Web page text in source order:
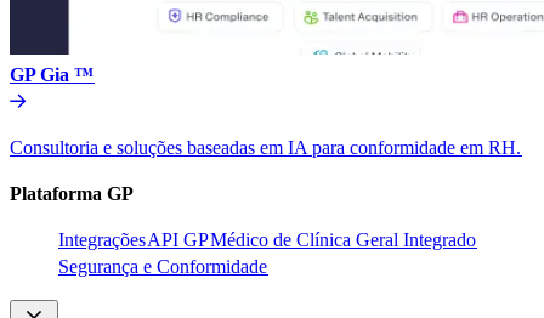
GP Gia ™​​
Consultoria e soluções baseadas em IA para conformidade em RH.​​
Plataforma GP​​
Integrações​​API GP​​Médico de Clínica Geral Integrado​​
Segurança e Conformidade​​